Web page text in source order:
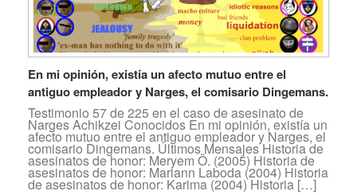
En mi opinión, existía un afecto mutuo entre el
antiguo empleador y Narges, el comisario Dingemans.
Testimonio 57 de 225 en el caso de asesinato de
Narges Achikzei Conocidos En mi opinión, existía un
afecto mutuo entre el antiguo empleador y Narges, el
comisario Dingemans. Últimos Mensajes Historia de
asesinatos de honor: Meryem Ö. (2005) Historia de
asesinatos de honor: Mariann Laboda (2004) Historia
de asesinatos de honor: Karima (2004) Historia […]